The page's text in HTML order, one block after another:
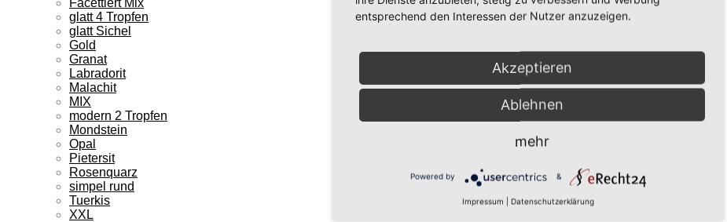
glatt 4 Tropfen
glatt Sichel
Gold
Granat
Labradorit
Malachit
MIX
modern 2 Tropfen
Mondstein
Opal
Pietersit
Rosenquarz
simpel rund
Tuerkis
XXL
entsprechend den Interessen der Nutzer anzuzeigen.
Akzeptieren
Ablehnen
mehr
Powered by &
Impressum | Datenschutzerklärung